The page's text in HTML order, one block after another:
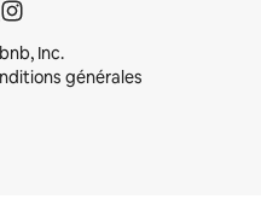
Inc.
générales